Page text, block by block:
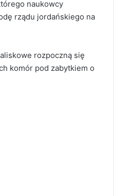
naukowcy
rządu jordańskiego na
rozpoczną się
komór pod zabytkiem o